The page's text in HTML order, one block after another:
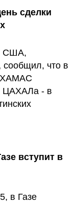
сделки
США,
сообщил, что в
ХАМАС
ЦАХАЛа - в
вступит в
в Газе